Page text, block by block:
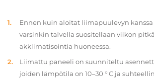
Ennen kuin aloitat liimapuulevyn kanssa
varsinkin talvella suositellaan viikon
akklimatisointia huoneessa.
Liimattu paneeli on suunniteltu
joiden lämpötila on 10–30 ° C ja